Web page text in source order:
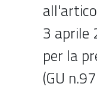
3 aprile
per la
(GU